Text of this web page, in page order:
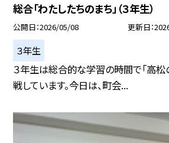
総合「わたしたちのまち」（３年生）
公開日 2026/05/08 更新日
３年生
３年生は総合的な学習の時間で「高松
戦しています。今日は、町会...